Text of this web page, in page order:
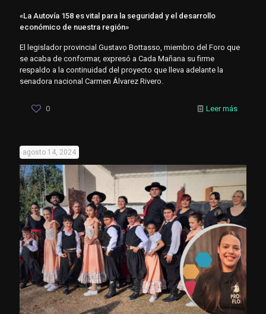
«La Autovía 158 es vital para la seguridad y el desarrollo
económico de nuestra región»
El legislador provincial Gustavo Bottasso, miembro del Foro que
se acaba de conformar, expresó a Cada Mañana su firme
respaldo a la continuidad del proyecto que lleva adelante la
senadora nacional Carmen Álvarez Rivero.
0 Leer más
agosto 14, 2024